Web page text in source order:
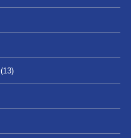
(13)